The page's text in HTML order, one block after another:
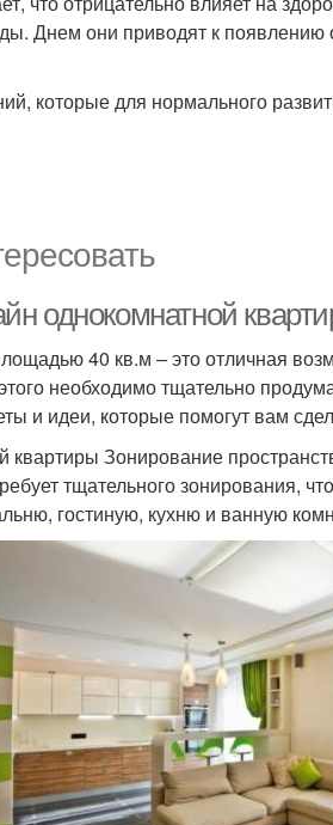
Днем они приводят к
которые для нормального
однокомнатной
40 кв.м – это отличная
необходимо тщательно
и идеи, которые помогут вам
квартиры Зонирование
тщательного зонирования,
гостиную, кухню и ванную